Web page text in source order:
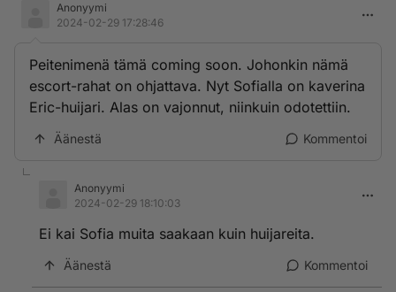
Anonyymi
2024-02-29 17:28:46
Peitenimenä tämä coming soon. Johonkin nämä
escort-rahat on ohjattava. Nyt Sofialla on kaverina
Eric-huijari. Alas on vajonnut, niinkuin odotettiin.
Äänestä Kommentoi
Anonyymi
2024-02-29 18:10:03
Ei kai Sofia muita saakaan kuin huijareita.
Äänestä Kommentoi